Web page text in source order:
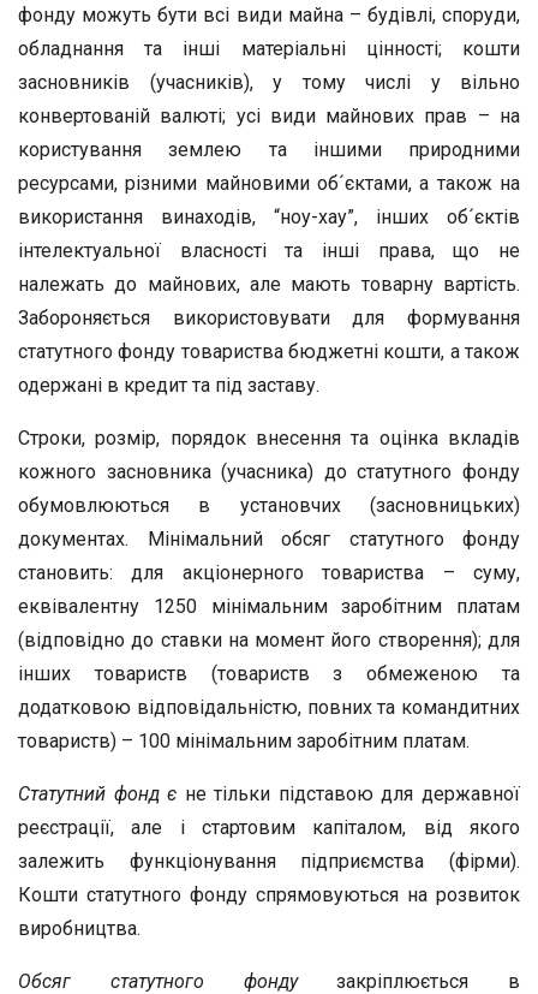
фонду можуть бути всі види майна – будівлі, споруди,
обладнання та інші матеріальні цінності; кошти
засновників (учасників), у тому числі у вільно
конвертованій валюті; усі види майнових прав – на
користування землею та іншими природними
ресурсами, різними майновими об´єктами, а також на
використання винаходів, “ноу-хау”, інших об´єктів
інтелектуальної власності та інші права, що не
належать до майнових, але мають товарну вартість.
Забороняється використовувати для формування
статутного фонду товариства бюджетні кошти, а також
одержані в кредит та під заставу.
Строки, розмір, порядок внесення та оцінка вкладів
кожного засновника (учасника) до статутного фонду
обумовлюються в установчих (засновницьких)
документах. Мінімальний обсяг статутного фонду
становить: для акціонерного товариства – суму,
еквівалентну 1250 мінімальним заробітним платам
(відповідно до ставки на момент його створення); для
інших товариств (товариств з обмеженою та
додатковою відповідальністю, повних та командитних
товариств) – 100 мінімальним заробітним платам.
Статутний фонд є не тільки підставою для державної
реєстрації, але і стартовим капіталом, від якого
залежить функціонування підприємства (фірми).
Кошти статутного фонду спрямовуються на розвиток
виробництва.
Обсяг статутного фондузакріплюється в